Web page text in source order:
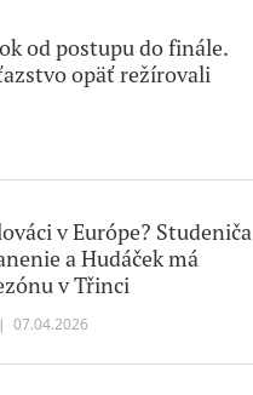
od postupu do finále.
opäť režírovali
v Európe? Studeniča
a Hudáček má
v Třinci
| 07.04.2026